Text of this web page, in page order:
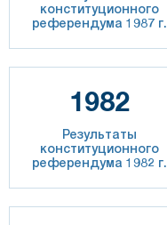
конституционного
референдума 1987 г.
1982
Результаты
конституционного
референдума 1982 г.